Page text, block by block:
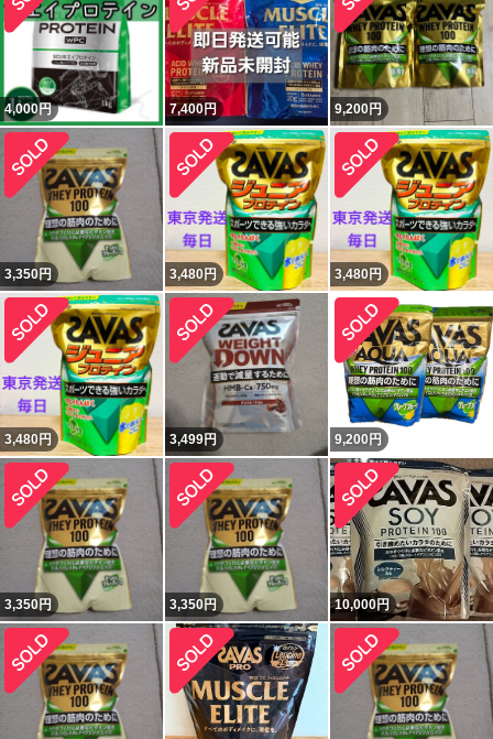
4,000円 7,400円 9,200円
3,350円 3,480円 3,480円
3,480円 3,499円 9,200 円
3,350円 3,350円 10,000円